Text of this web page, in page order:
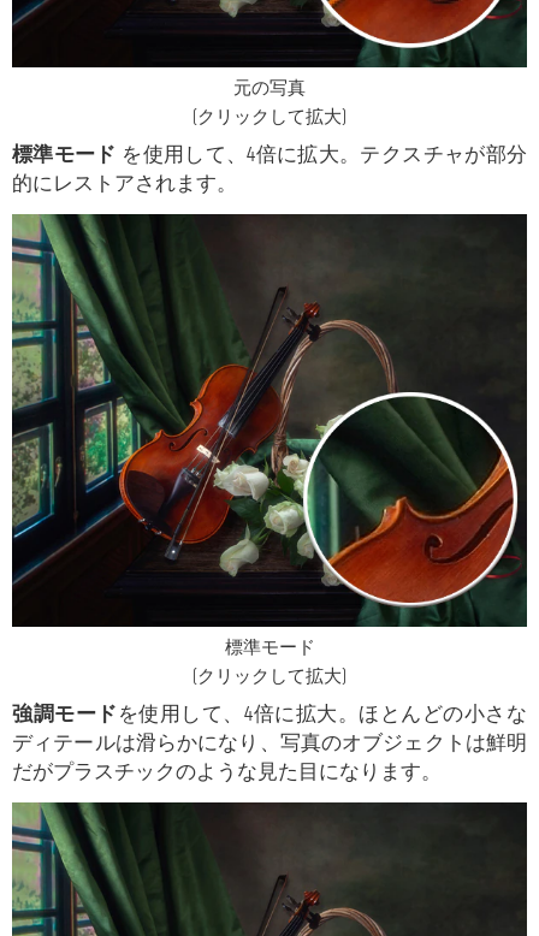
元の写真
(クリックして拡大)
標準モード を使用して、4倍に拡大。テクスチャが部分
的にレストアされます。
標準モード
(クリックして拡大)
強調モードを使用して、4倍に拡大。ほとんどの小さな
ディテールは滑らかになり、写真のオブジェクトは鮮明
だがプラスチックのような見た目になります。